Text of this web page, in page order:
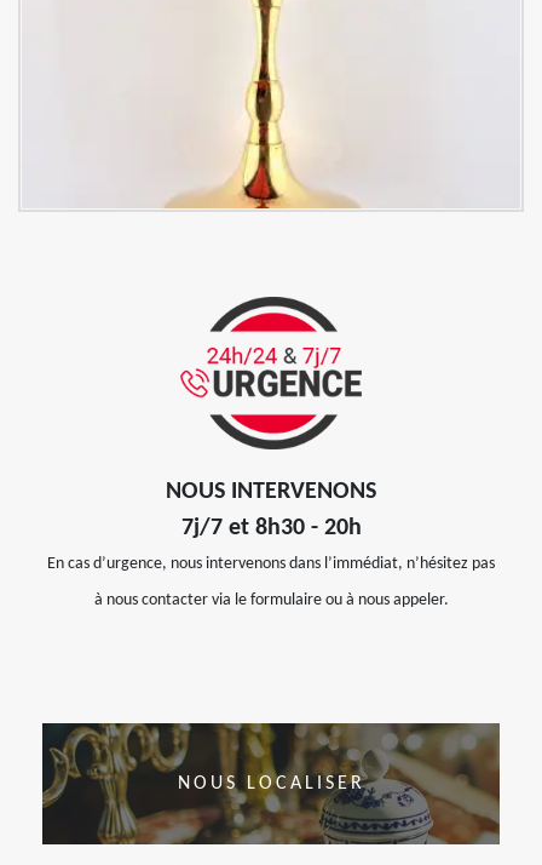
NOUS INTERVENONS
7j/7 et 8h30 - 20h
En cas d’urgence, nous intervenons dans l’immédiat, n’hésitez pas
à nous contacter via le formulaire ou à nous appeler.
NOUS LOCALISER